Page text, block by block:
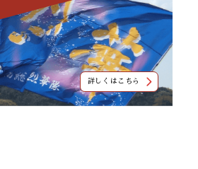
詳しくはこちら